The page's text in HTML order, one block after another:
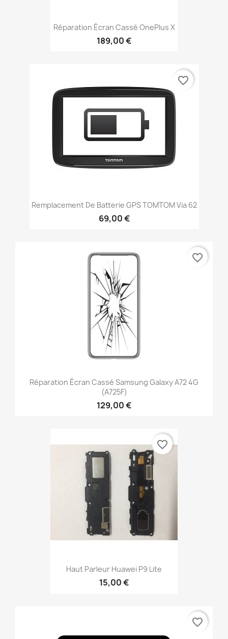
Réparation Écran Cassé OnePlus X
189,00 €
Remplacement De Batterie GPS TOMTOM Via 62
69,00 €
favorite_border
Réparation Écran Cassé Samsung Galaxy A72 4G
(A725F)
129,00 €
favorite_border
Haut Parleur Huawei P9 Lite
15,00 €
favorite_border
favorite_border